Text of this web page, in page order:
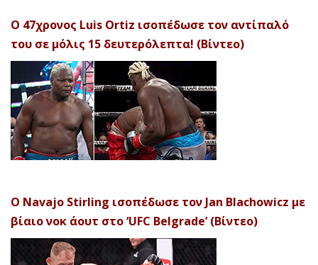
Ο 47χρονος Luis Ortiz ισοπέδωσε τον αντίπαλό
του σε μόλις 15 δευτερόλεπτα! (Βίντεο)
Ο Navajo Stirling ισοπέδωσε τον Jan Blachowicz με
βίαιο νοκ άουτ στο ‘UFC Belgrade’ (Βίντεο)